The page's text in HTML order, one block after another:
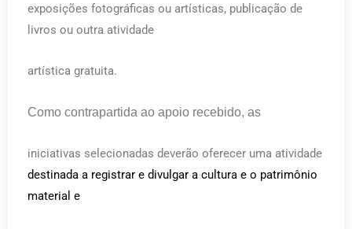
exposições fotográficas ou artísticas, publicação de
livros ou outra atividade
artística gratuita.
Como contrapartida ao apoio recebido, as
iniciativas selecionadas deverão oferecer uma atividade
destinada a registrar e divulgar a cultura e o patrimônio
material e